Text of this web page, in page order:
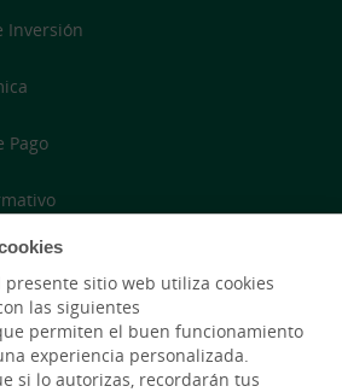
sitio web utiliza cookies
las siguientes
permiten el buen funcionamiento
experiencia personalizada.
si lo autorizas, recordarán tus
Inversión
Pago